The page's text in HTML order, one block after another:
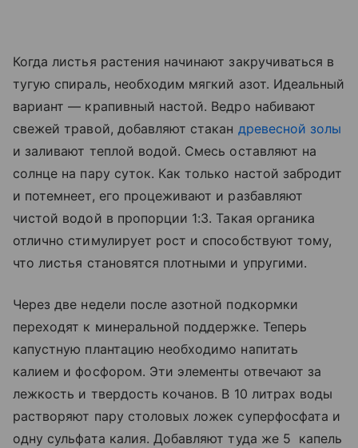
Когда листья растения начинают закручиваться в
тугую спираль, необходим мягкий азот. Идеальный
вариант — крапивный настой. Ведро набивают
свежей травой, добавляют стакан древесной золы
и заливают теплой водой. Смесь оставляют на
солнце на пару суток. Как только настой забродит
и потемнеет, его процеживают и разбавляют
чистой водой в пропорции 1:3. Такая органика
отлично стимулирует рост и способствуют тому,
что листья становятся плотными и упругими.
Через две недели после азотной подкормки
переходят к минеральной поддержке. Теперь
капустную плантацию необходимо напитать
калием и фосфором. Эти элементы отвечают за
лежкость и твердость кочанов. В 10 литрах воды
растворяют пару столовых ложек суперфосфата и
одну сульфата калия. Добавляют туда же 5 капель